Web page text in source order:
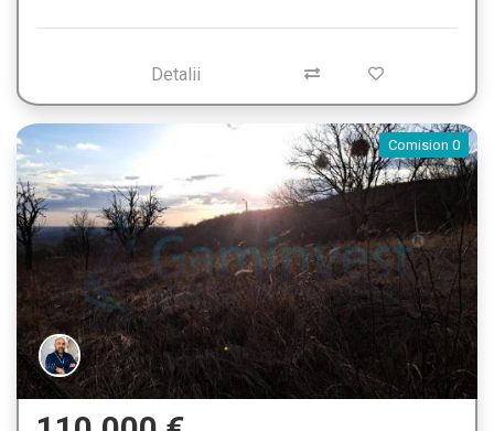
Detalii
Comision 0